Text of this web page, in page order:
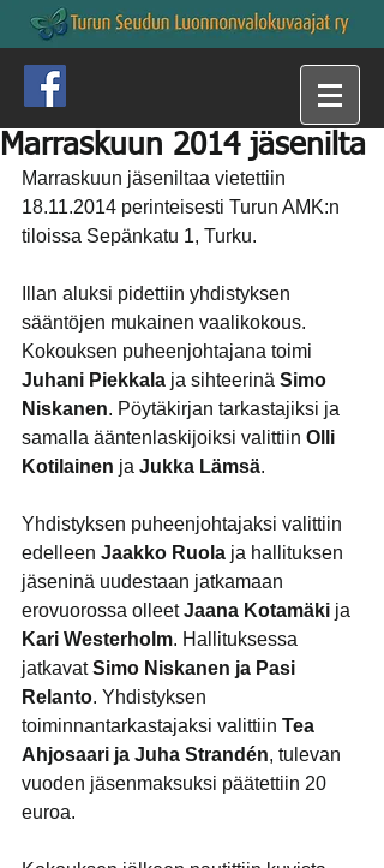
Marraskuun 2014 jäsenilta
Marraskuun jäseniltaa vietettiin
18.11.2014 perinteisesti Turun AMK:n
tiloissa Sepänkatu 1, Turku.
Illan aluksi pidettiin yhdistyksen
sääntöjen mukainen vaalikokous.
Kokouksen puheenjohtajana toimi
Juhani Piekkala ja sihteerinä Simo
Niskanen. Pöytäkirjan tarkastajiksi ja
samalla ääntenlaskijoiksi valittiin Olli
Kotilainen ja Jukka Lämsä.
Yhdistyksen puheenjohtajaksi valittiin
edelleen Jaakko Ruola ja hallituksen
jäseninä uudestaan jatkamaan
erovuorossa olleet Jaana Kotamäki ja
Kari Westerholm. Hallituksessa
jatkavat Simo Niskanen ja Pasi
Relanto. Yhdistyksen
toiminnantarkastajaksi valittiin Tea
Ahjosaari ja Juha Strandén, tulevan
vuoden jäsenmaksuksi päätettiin 20
euroa.